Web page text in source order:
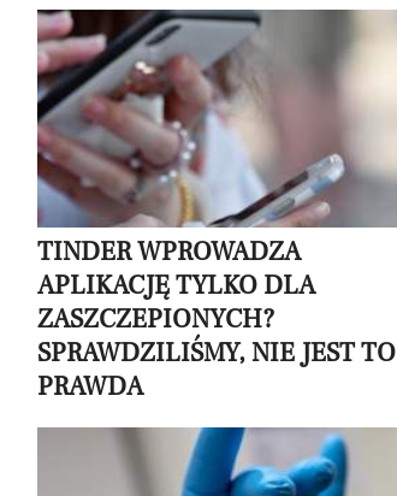
TINDER WPROWADZA
APLIKACJĘ TYLKO DLA
ZASZCZEPIONYCH?
SPRAWDZILIŚMY, NIE JEST TO
PRAWDA